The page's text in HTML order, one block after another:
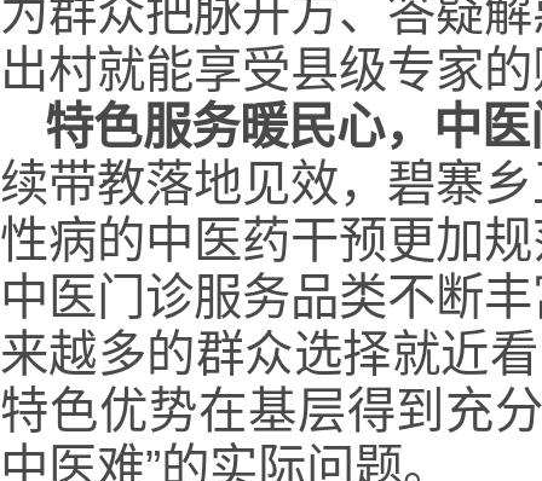
为群众把脉开方、答疑
出村就能享受县级专家
特色服务暖民心，中
续带教落地见效，碧寨
性病的中医药干预更加
中医门诊服务品类不断
来越多的群众选择就近
特色优势在基层得到充
中医难”的实际问题。